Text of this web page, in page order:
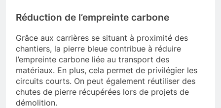
Réduction de l’empreinte carbone
Grâce aux carrières se situant à proximité des
chantiers, la pierre bleue contribue à réduire
l’empreinte carbone liée au transport des
matériaux. En plus, cela permet de privilégier les
circuits courts. On peut également réutiliser des
chutes de pierre récupérées lors de projets de
démolition.